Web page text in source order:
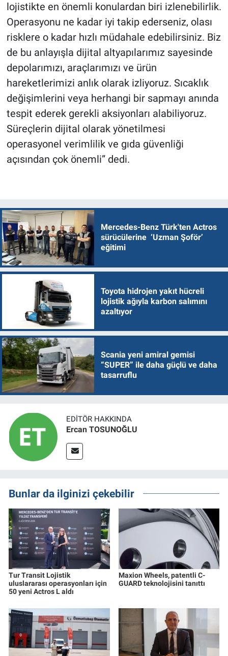
lojistikte en önemli konulardan biri izlenebilirlik.
Operasyonu ne kadar iyi takip ederseniz, olası
risklere o kadar hızlı müdahale edebilirsiniz. Biz
de bu anlayışla dijital altyapılarımız sayesinde
depolarımızı, araçlarımızı ve ürün
hareketlerimizi anlık olarak izliyoruz. Sıcaklık
değişimlerini veya herhangi bir sapmayı anında
tespit ederek gerekli aksiyonları alabiliyoruz.
Süreçlerin dijital olarak yönetilmesi
operasyonel verimlilik ve gıda güvenliği
açısından çok önemli” dedi.
Mercedes-Benz Türk'ten Actros
sürücülerine ‘Uzman Şoför’
eğitimi
Toyota hidrojen yakıt hücreli
lojistik ağıyla karbon salımını
azaltıyor
Scania yeni amiral gemisi
“SUPER” ile daha güçlü ve daha
tasarruflu
EDITÖR HAKKINDA
Ercan TOSUNOĞLU
Bunlar da ilginizi çekebilir
Tur Transit Lojistik
uluslararası operasyonları için
50 yeni Actros L aldı
Maxion Wheels, patentli C-
GUARD teknolojisini tanıttı